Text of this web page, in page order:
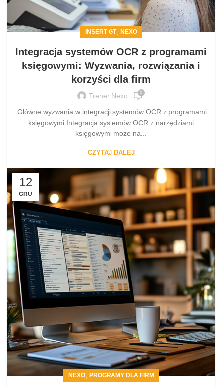
INSERT GT, NEXO
Integracja systemów OCR z programami
księgowymi: Wyzwania, rozwiązania i
korzyści dla firm
Trener Nexo 0
Główne wyzwania w integracji systemów OCR z programami
księgowymi Integracja systemów OCR z narzędziami
księgowymi może na...
CZYTAJ DALEJ
12
GRU
NEXO, PROGRAMY DLA FIRM